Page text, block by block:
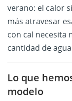
verano: el calor
más atravesar
con cal necesita
cantidad de
Lo que
modelo